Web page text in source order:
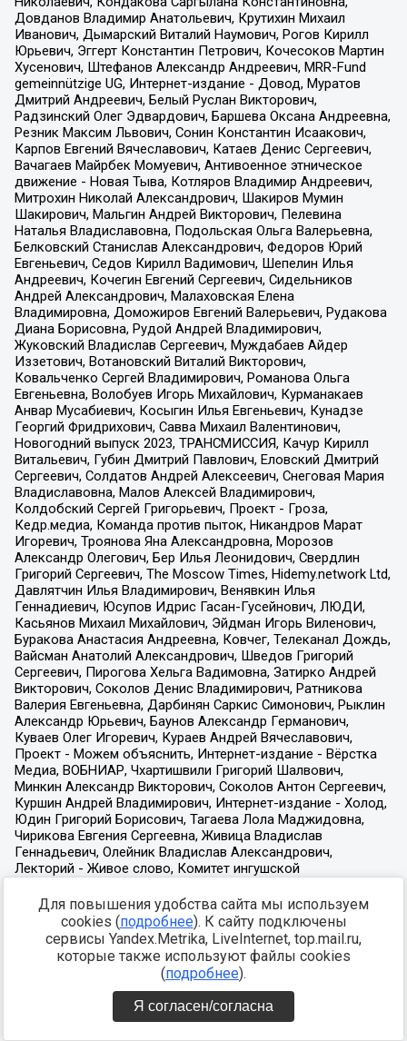
Для повышения удобства сайта мы используем
cookies (подробнее). К сайту подключены
сервисы Yandex.Metrika, LiveInternet, top.mail.ru,
которые также используют файлы cookies
(подробнее).
Я согласен/согласна